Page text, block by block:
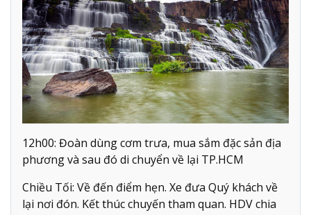
12h00: Đoàn dùng cơm trưa, mua sắm đặc sản địa
phương và sau đó di chuyển về lại TP.HCM
Chiều Tối: Về đến điểm hẹn. Xe đưa Quý khách về
lại nơi đón. Kết thúc chuyến tham quan. HDV chia